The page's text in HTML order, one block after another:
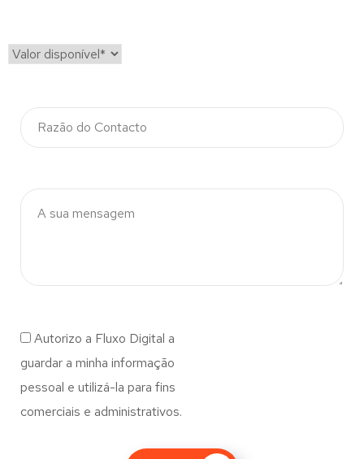
Autorizo a Fluxo Digital a
guardar a minha informação
pessoal e utilizá-la para fins
comerciais e administrativos.